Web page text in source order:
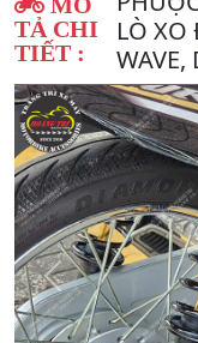
TẢ CHI
TIẾT :
LÒ XO
WAVE,
Quay
Lại